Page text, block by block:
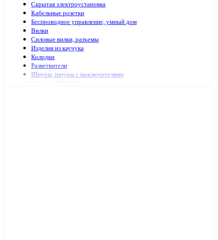
Скрытая электроустановка
Кабельные розетки
Беспроводное управление, умный дом
Вилки
Силовые вилки, разъемы
Изделия из каучука
Колодки
Разветвители
Шнуры, шнуры с выключателями
Разъемы РШ-ВШ